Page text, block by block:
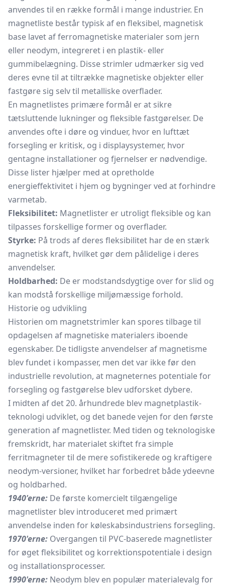
anvendes til en række formål i mange industrier. En
magnetliste består typisk af en fleksibel, magnetisk
base lavet af ferromagnetiske materialer som jern
eller neodym, integreret i en plastik- eller
gummibelægning. Disse strimler udmærker sig ved
deres evne til at tiltrække magnetiske objekter eller
fastgøre sig selv til metalliske overflader.
En magnetlistes primære formål er at sikre
tætsluttende lukninger og fleksible fastgørelser. De
anvendes ofte i døre og vinduer, hvor en lufttæt
forsegling er kritisk, og i displaysystemer, hvor
gentagne installationer og fjernelser er nødvendige.
Disse lister hjælper med at opretholde
energieffektivitet i hjem og bygninger ved at forhindre
varmetab.
Fleksibilitet: Magnetlister er utroligt fleksible og kan
tilpasses forskellige former og overflader.
Styrke: På trods af deres fleksibilitet har de en stærk
magnetisk kraft, hvilket gør dem pålidelige i deres
anvendelser.
Holdbarhed: De er modstandsdygtige over for slid og
kan modstå forskellige miljømæssige forhold.
Historie og udvikling
Historien om magnetstrimler kan spores tilbage til
opdagelsen af magnetiske materialers iboende
egenskaber. De tidligste anvendelser af magnetisme
blev fundet i kompasser, men det var ikke før den
industrielle revolution, at magneternes potentiale for
forsegling og fastgørelse blev udforsket dybere.
I midten af det 20. århundrede blev magnetplastik-
teknologi udviklet, og det banede vejen for den første
generation af magnetlister. Med tiden og teknologiske
fremskridt, har materialet skiftet fra simple
ferritmagneter til de mere sofistikerede og kraftigere
neodym-versioner, hvilket har forbedret både ydeevne
og holdbarhed.
1940'erne: De første komercielt tilgængelige
magnetlister blev introduceret med primært
anvendelse inden for køleskabsindustriens forsegling.
1970'erne: Overgangen til PVC-baserede magnetlister
for øget fleksibilitet og korrektionspotentiale i design
og installationsprocesser.
1990'erne: Neodym blev en populær materialevalg for